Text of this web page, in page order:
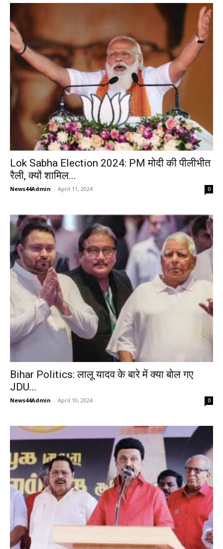
Lok Sabha Election 2024: PM मोदी की पीलीभीत
रैली, क्यों शामिल...
News44Admin - April 11, 2024 0
Bihar Politics: लालू यादव के बारे में क्या बोल गए
JDU...
News44Admin - April 10, 2024 0